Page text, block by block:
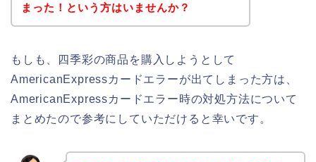
まった！という方はいませんか？
もしも、四季彩の商品を購入しようとして
AmericanExpressカードエラーが出てしまった方は、
AmericanExpressカードエラー時の対処方法について
まとめたので参考にしていただけると幸いです。